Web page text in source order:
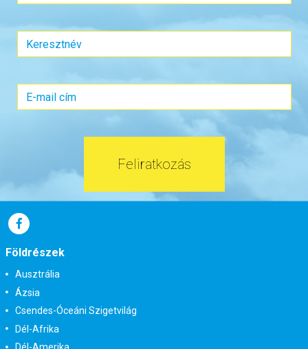
Feliratkozás
Földrészek
Ausztrália
Ázsia
Csendes-Óceáni Szigetvilág
Dél-Afrika